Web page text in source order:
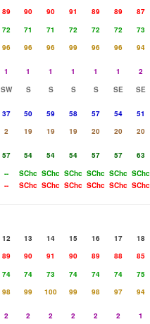
89 90 90 91 89 89 87
72 71 71 72 72 72 73
96 96 96 99 96 96 94
1 1 1 1 1 1 2
SW S S S S SE SE
37 50 59 58 57 54 51
2 19 19 19 20 20 20
57 54 54 54 57 57 63
-- SChc SChc SChc SChc SChc SChc
-- SChc SChc SChc SChc SChc SChc
12 13 14 15 16 17 18
89 90 91 90 89 88 85
74 74 73 74 74 74 75
98 99 100 99 98 97 94
2 2 2 2 2 2 1